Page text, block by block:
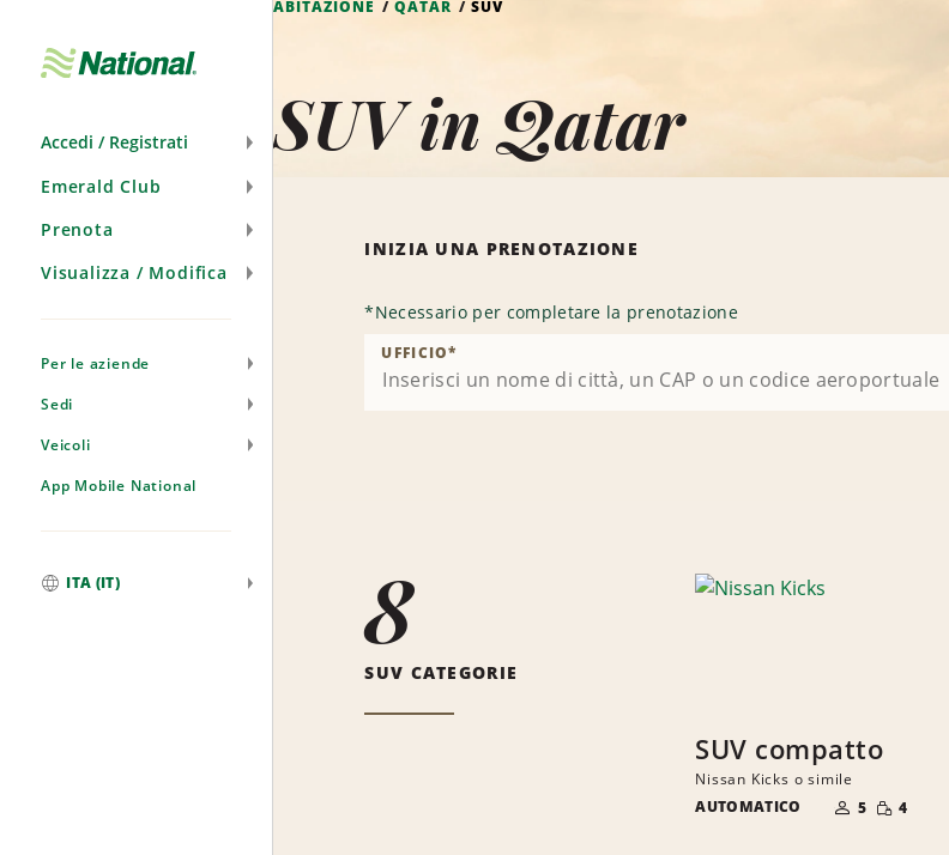
Accedi / Registrati
Emerald Club
Prenota
Visualizza / Modifica
Per le aziende
Sedi
Veicoli
App Mobile National
ITA (IT)
ABITAZIONE QATAR SUV
SUV in Qatar
INIZIA UNA PRENOTAZIONE
*Necessario per completare la prenotazione
UFFICIO*
8
SUV CATEGORIE
SUV compatto
Nissan Kicks o simile
AUTOMATICO
DI
PERSONE
5 QUANTITÀ
RIDOTTA
4